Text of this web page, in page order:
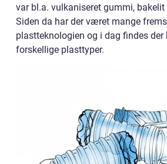
var bl.a. vulkaniseret gummi,
Siden da har der været mange
plastteknologien og i dag findes
forskellige plasttyper.